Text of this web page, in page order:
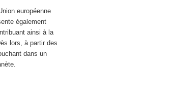
européenne
également
ainsi à la
lors, à partir des
dans un